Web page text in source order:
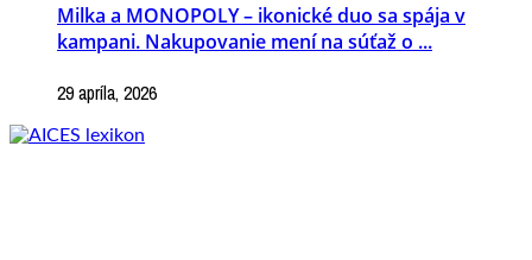
Milka a MONOPOLY – ikonické duo sa spája v
kampani. Nakupovanie mení na súťaž o ...
29 apríla, 2026